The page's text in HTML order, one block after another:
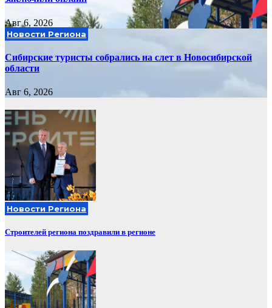
Авг 6, 2026
Новости Региона
Сибирские туристы собрались на слет в Новосибирской
области
Авг 6, 2026
Новости Региона
Строителей региона поздравили в регионе